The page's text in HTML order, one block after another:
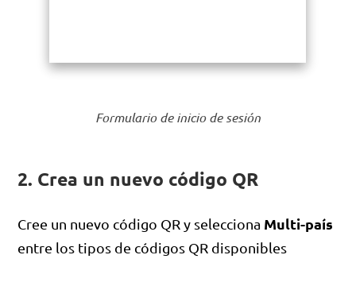
Formulario de inicio de sesión
2. Crea un nuevo código QR
Cree un nuevo código QR y selecciona Multi-país
entre los tipos de códigos QR disponibles